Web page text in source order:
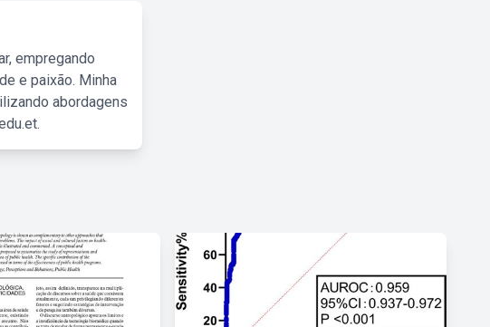
empregando
e paixão. Minha
abordagens